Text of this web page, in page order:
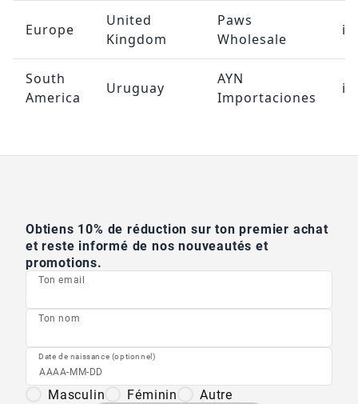
Europe
United
Kingdom
Paws
Wholesale
South
America
Uruguay
AYN
Importaciones
Obtiens 10% de réduction sur ton premier achat
et reste informé de nos nouveautés et
promotions.
Ton email
Ton nom
Date de naissance (optionnel)
Masculin Féminin Autre